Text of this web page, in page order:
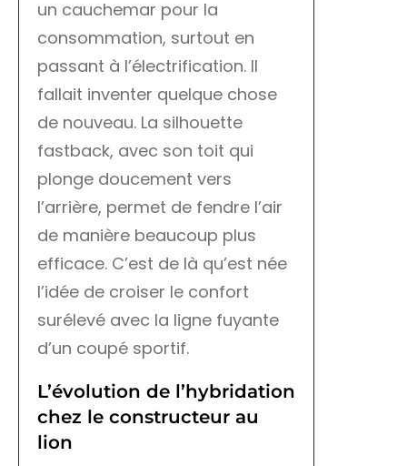
un cauchemar pour la
consommation, surtout en
passant à l’électrification. Il
fallait inventer quelque chose
de nouveau. La silhouette
fastback, avec son toit qui
plonge doucement vers
l’arrière, permet de fendre l’air
de manière beaucoup plus
efficace. C’est de là qu’est née
l’idée de croiser le confort
surélevé avec la ligne fuyante
d’un coupé sportif.
L’évolution de l’hybridation
chez le constructeur au
lion